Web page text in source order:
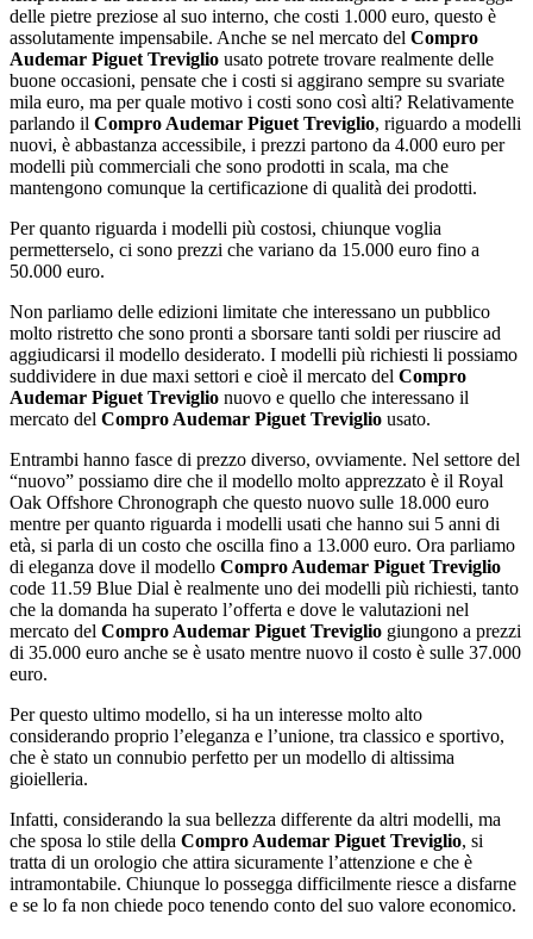
delle pietre preziose al suo interno, che costi 1.000 euro, questo è
assolutamente impensabile. Anche se nel mercato del Compro
Audemar Piguet Treviglio usato potrete trovare realmente delle
buone occasioni, pensate che i costi si aggirano sempre su svariate
mila euro, ma per quale motivo i costi sono così alti? Relativamente
parlando il Compro Audemar Piguet Treviglio, riguardo a modelli
nuovi, è abbastanza accessibile, i prezzi partono da 4.000 euro per
modelli più commerciali che sono prodotti in scala, ma che
mantengono comunque la certificazione di qualità dei prodotti.
Per quanto riguarda i modelli più costosi, chiunque voglia
permetterselo, ci sono prezzi che variano da 15.000 euro fino a
50.000 euro.
Non parliamo delle edizioni limitate che interessano un pubblico
molto ristretto che sono pronti a sborsare tanti soldi per riuscire ad
aggiudicarsi il modello desiderato. I modelli più richiesti li possiamo
suddividere in due maxi settori e cioè il mercato del Compro
Audemar Piguet Treviglio nuovo e quello che interessano il
mercato del Compro Audemar Piguet Treviglio usato.
Entrambi hanno fasce di prezzo diverso, ovviamente. Nel settore del
“nuovo” possiamo dire che il modello molto apprezzato è il Royal
Oak Offshore Chronograph che questo nuovo sulle 18.000 euro
mentre per quanto riguarda i modelli usati che hanno sui 5 anni di
età, si parla di un costo che oscilla fino a 13.000 euro. Ora parliamo
di eleganza dove il modello Compro Audemar Piguet Treviglio
code 11.59 Blue Dial è realmente uno dei modelli più richiesti, tanto
che la domanda ha superato l’offerta e dove le valutazioni nel
mercato del Compro Audemar Piguet Treviglio giungono a prezzi
di 35.000 euro anche se è usato mentre nuovo il costo è sulle 37.000
euro.
Per questo ultimo modello, si ha un interesse molto alto
considerando proprio l’eleganza e l’unione, tra classico e sportivo,
che è stato un connubio perfetto per un modello di altissima
gioielleria.
Infatti, considerando la sua bellezza differente da altri modelli, ma
che sposa lo stile della Compro Audemar Piguet Treviglio, si
tratta di un orologio che attira sicuramente l’attenzione e che è
intramontabile. Chiunque lo possegga difficilmente riesce a disfarne
e se lo fa non chiede poco tenendo conto del suo valore economico.